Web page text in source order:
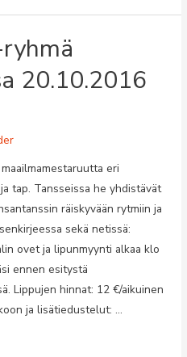
20.10.2016
eri
tap. Tansseissa he yhdistävät
räiskyvään rytmiin ja
sekä netissä:
ovet ja lipunmyynti alkaa klo
ennen esitystä
Lippujen hinnat: 12 €/aikuinen
ja lisätiedustelut: …